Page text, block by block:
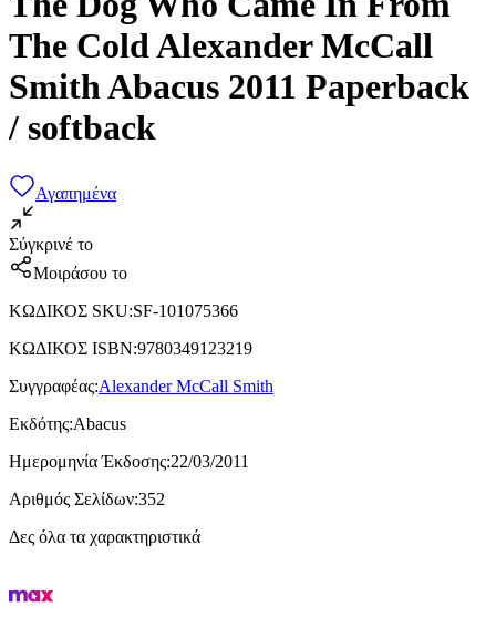
The Cold Alexander McCall
Smith Abacus 2011 Paperback
/ softback
Αγαπημένα
Σύγκρινέ το
Μοιράσου το
ΚΩΔΙΚΟΣ SKU:SF-101075366
ΚΩΔΙΚΟΣ ISBN:9780349123219
Συγγραφέας:Alexander McCall Smith
Εκδότης:Abacus
Ημερομηνία Έκδοσης:22/03/2011
Αριθμός Σελίδων:352
Δες όλα τα χαρακτηριστικά